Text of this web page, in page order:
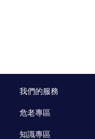
我們的服務
危老專區
專區介紹
知識專區